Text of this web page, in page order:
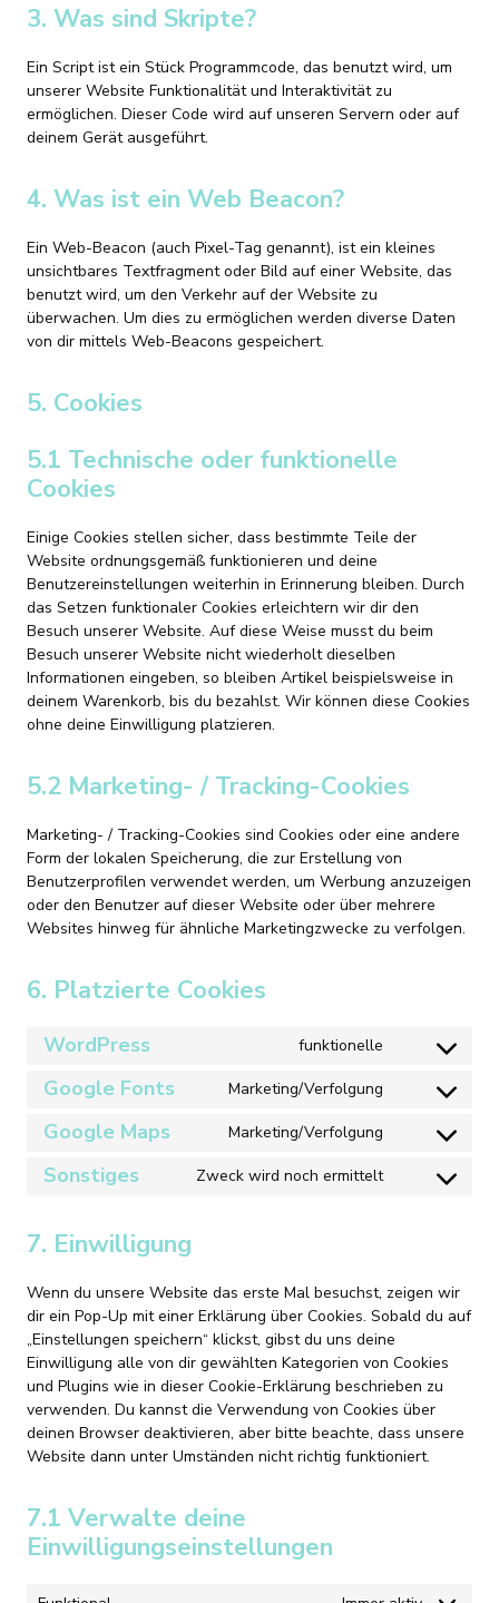
3. Was sind Skripte?
Ein Script ist ein Stück Programmcode, das benutzt wird, um
unserer Website Funktionalität und Interaktivität zu
ermöglichen. Dieser Code wird auf unseren Servern oder auf
deinem Gerät ausgeführt.
4. Was ist ein Web Beacon?
Ein Web-Beacon (auch Pixel-Tag genannt), ist ein kleines
unsichtbares Textfragment oder Bild auf einer Website, das
benutzt wird, um den Verkehr auf der Website zu
überwachen. Um dies zu ermöglichen werden diverse Daten
von dir mittels Web-Beacons gespeichert.
5. Cookies
5.1 Technische oder funktionelle
Cookies
Einige Cookies stellen sicher, dass bestimmte Teile der
Website ordnungsgemäß funktionieren und deine
Benutzereinstellungen weiterhin in Erinnerung bleiben. Durch
das Setzen funktionaler Cookies erleichtern wir dir den
Besuch unserer Website. Auf diese Weise musst du beim
Besuch unserer Website nicht wiederholt dieselben
Informationen eingeben, so bleiben Artikel beispielsweise in
deinem Warenkorb, bis du bezahlst. Wir können diese Cookies
ohne deine Einwilligung platzieren.
5.2 Marketing- / Tracking-Cookies
Marketing- / Tracking-Cookies sind Cookies oder eine andere
Form der lokalen Speicherung, die zur Erstellung von
Benutzerprofilen verwendet werden, um Werbung anzuzeigen
oder den Benutzer auf dieser Website oder über mehrere
Websites hinweg für ähnliche Marketingzwecke zu verfolgen.
6. Platzierte Cookies
WordPress funktionelle
Consent
service
wordpress
Google Fonts Marketing/Verfolgung
Consent
service
google-
Google Maps Marketing/Verfolgung
Consent
service
Sonstiges Zweck wird noch ermittelt
Consent
7. Einwilligung
Wenn du unsere Website das erste Mal besuchst, zeigen wir
dir ein Pop-Up mit einer Erklärung über Cookies. Sobald du auf
„Einstellungen speichern“ klickst, gibst du uns deine
Einwilligung alle von dir gewählten Kategorien von Cookies
und Plugins wie in dieser Cookie-Erklärung beschrieben zu
verwenden. Du kannst die Verwendung von Cookies über
deinen Browser deaktivieren, aber bitte beachte, dass unsere
Website dann unter Umständen nicht richtig funktioniert.
7.1 Verwalte deine
Einwilligungseinstellungen